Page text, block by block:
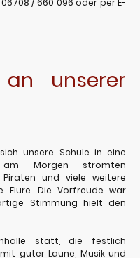
/ 660 096 oder per E-
an unserer
unsere Schule in eine
am Morgen strömten
Piraten und viele weitere
Flure. Die Vorfreude war
Stimmung hielt den
statt, die festlich
guter Laune, Musik und